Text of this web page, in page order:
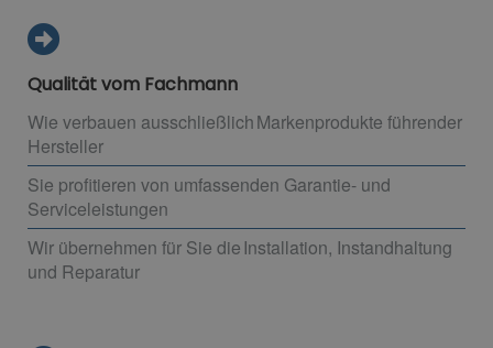
Qualität vom Fachmann
Wie verbauen ausschließlich Markenprodukte führender
Hersteller
Sie profitieren von umfassenden Garantie- und
Serviceleistungen
Wir übernehmen für Sie die Installation, Instandhaltung
und Reparatur